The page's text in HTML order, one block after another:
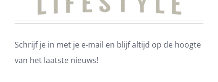
Schrijf je in met je e-mail en blijf altijd op de hoogte
van het laatste nieuws!